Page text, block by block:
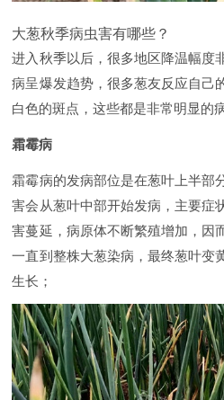
大葱秋季病虫害有哪些？
进入秋季以后，很多地区降温幅度
病呈爆发趋势，很多葱友反应自己
白色的斑点，这些都是非常明显的
霜霉病
霜霉病的发病部位是在葱叶上半部
害会从葱叶中部开始发病，主要症
害蔓延，病原体不断繁殖增加，因
一直到整株大葱染病，最终葱叶变
生长；